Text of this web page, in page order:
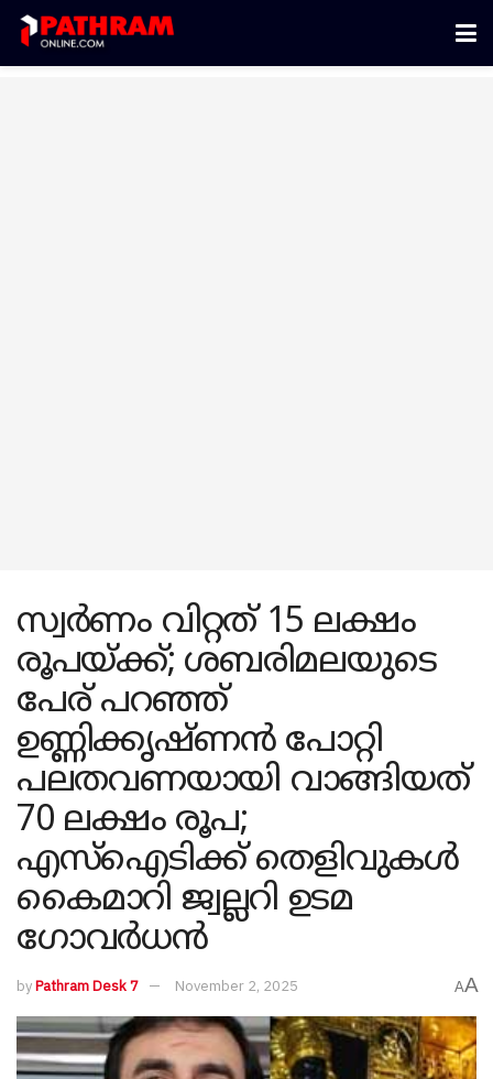
സ്വർണം വിറ്റത് 15 ലക്ഷം
രൂപയ്ക്ക്; ശബരിമലയുടെ
പേര് പറഞ്ഞ്
ഉണ്ണിക്കൃഷ്ണൻ പോറ്റി
പലതവണയായി വാങ്ങിയത്
70 ലക്ഷം രൂപ;
എസ്ഐടിക്ക് തെളിവുകൾ
കൈമാറി ജ്വല്ലറി ഉടമ
ഗോവർധൻ
byPathram Desk 7 November 2, 2025 AA